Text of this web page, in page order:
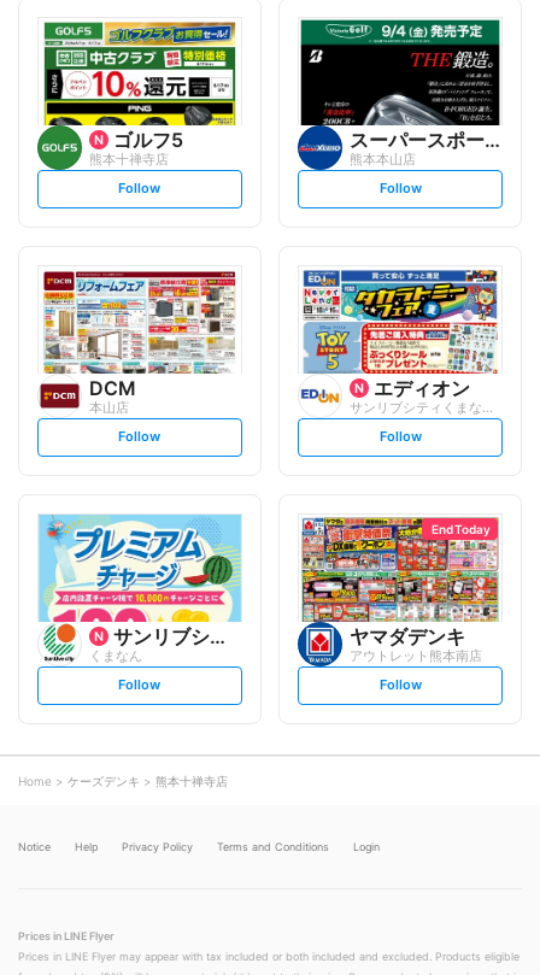
ゴルフ5
熊本十禅寺店
s
t
o
w
Follow
スーパースポーツゼビオ
熊本本山店
s
t
l
o
w
Follow
DCM
本山店
s
t
l
o
w
Follow
エディオン
s
t
l
o
w
Follow
サンリブシティ
くまなん
s
t
o
w
Follow
End Today
ヤマダデンキ
アウトレット熊本南店
s
t
Follow
Home ケーズデンキ 熊本十禅寺店
Notice Help Privacy Policy Terms and Conditions Login
Prices in LINE Flyer
Prices in LINE Flyer may appear with tax included or both included and excluded. Products eligible